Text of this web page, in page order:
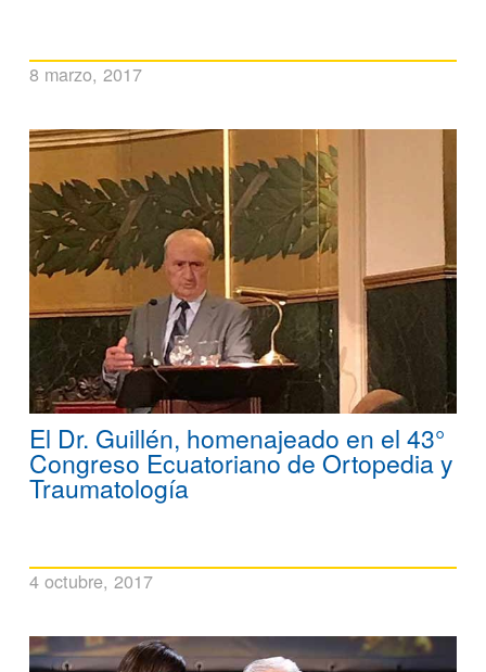
8 marzo, 2017
El Dr. Guillén, homenajeado en el 43°
Congreso Ecuatoriano de Ortopedia y
Traumatología
4 octubre, 2017